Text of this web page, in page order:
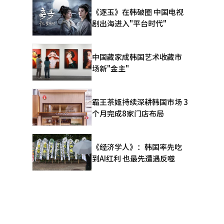
《逐玉》在韩破圈 中国电视
剧出海进入"平台时代"
中国藏家成韩国艺术收藏市
场新"金主"
霸王茶姬持续深耕韩国市场 3
个月完成8家门店布局
《经济学人》：韩国率先吃
到AI红利 也最先遭遇反噬